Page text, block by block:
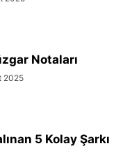
Notaları
2025
5 Kolay Şarkı